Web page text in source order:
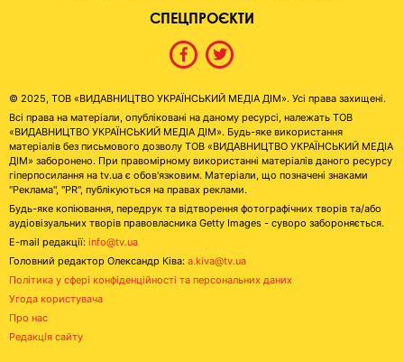
СПЕЦПРОЄКТИ
© 2025, ТОВ «ВИДАВНИЦТВО УКРАЇНСЬКИЙ МЕДІА ДІМ». Усі права захищені.
Всі права на матеріали, опубліковані на даному ресурсі, належать ТОВ
«ВИДАВНИЦТВО УКРАЇНСЬКИЙ МЕДІА ДІМ». Будь-яке використання
матеріалів без письмового дозволу ТОВ «ВИДАВНИЦТВО УКРАЇНСЬКИЙ МЕДІА
ДІМ» заборонено. При правомірному використанні матеріалів даного ресурсу
гіперпосилання на tv.ua є обов'язковим. Матеріали, що позначені знаками
"Реклама", "PR", публікуються на правах реклами.
Будь-яке копіювання, передрук та відтворення фотографічних творів та/або
аудіовізуальних творів правовласника Getty Images - суворо забороняється.
E-mail редакції: info@tv.ua
Головний редактор Олександр Ківа: a.kiva@tv.ua
Політика у сфері конфіденційності та персональних даних
Угода користувача
Про нас
Редакція сайту